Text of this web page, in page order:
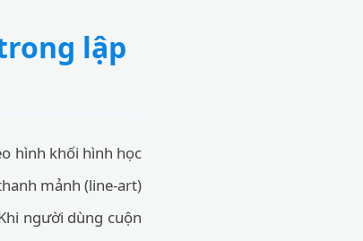
lập
hình khối hình học
mảnh (line-art)
người dùng cuộn